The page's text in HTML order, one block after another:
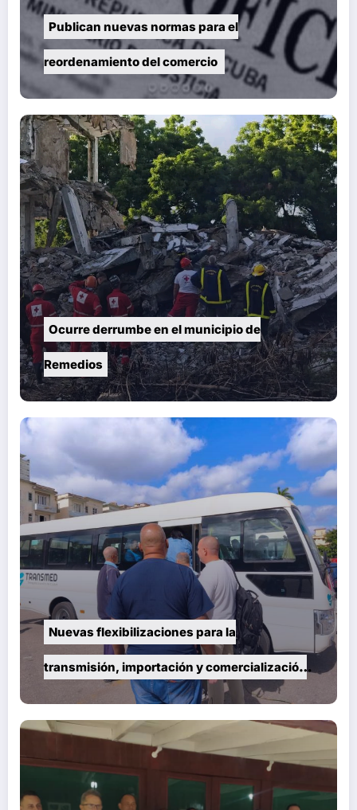
Publican nuevas normas para el
reordenamiento del comercio
Ocurre derrumbe en el municipio de
Remedios
Nuevas flexibilizaciones para la
transmisión, importación y comercialización
de vehículos en Cuba